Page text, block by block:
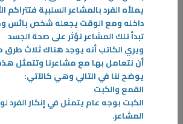
يملأه الفرد بالمشاعر السلبية فتتراكم
داخله ومع الوقت يجعله شخص بائس
تبدأ تلك المشاعر تؤثر على صحة الجسد
ويري الكاتب أنه يوجد هناك ثلاث
أن نتعامل بها مع مشاعرنا وتتمثل
يوضح لنا في التالي وهي كالآتي:
القمع والكبت
الكبت بوجه عام يتمثل في إنكار الفرد
المشاعر.